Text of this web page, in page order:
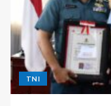
TNI